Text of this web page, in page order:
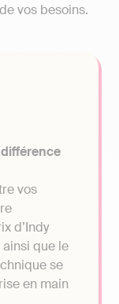
vos besoins.
vos
d’Indy
que le
se
en main